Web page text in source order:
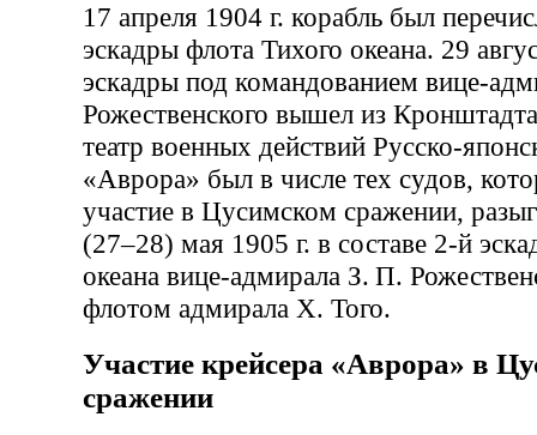
17 апреля 1904 г. корабль был
эскадры флота Тихого океана. 29
эскадры под командованием вице-
Рожественского вышел из
театр военных действий Русско-
«Аврора» был в числе тех судов,
участие в Цусимском сражении,
(27–28) мая 1905 г. в составе 2-й
океана вице-адмирала З. П.
флотом адмирала Х. Того.
Участие крейсера «Аврора» в
сражении